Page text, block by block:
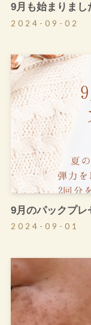
9月も始まりま
2024-09-02
9月のパックプレ
2024-09-01